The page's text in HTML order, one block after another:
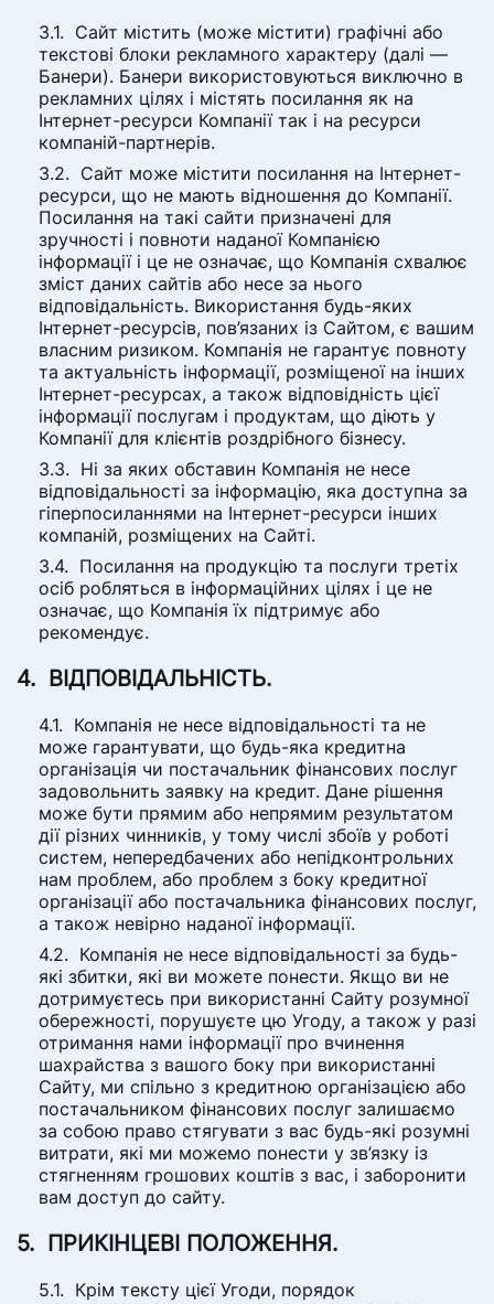
Сайт містить (може містити) графічні або
текстові блоки рекламного характеру (далі —
Банери). Банери використовуються виключно в
рекламних цілях і містять посилання як на
Інтернет-ресурси Компанії так і на ресурси
компаній-партнерів.
Сайт може містити посилання на Інтернет-
ресурси, що не мають відношення до Компанії.
Посилання на такі сайти призначені для
зручності і повноти наданої Компанією
інформації і це не означає, що Компанія схвалює
зміст даних сайтів або несе за нього
відповідальність. Використання будь-яких
Інтернет-ресурсів, пов’язаних із Сайтом, є вашим
власним ризиком. Компанія не гарантує повноту
та актуальність інформації, розміщеної на інших
Інтернет-ресурсах, а також відповідність цієї
інформації послугам і продуктам, що діють у
Компанії для клієнтів роздрібного бізнесу.
Ні за яких обставин Компанія не несе
відповідальності за інформацію, яка доступна за
гіперпосиланнями на Інтернет-ресурси інших
компаній, розміщених на Сайті.
Посилання на продукцію та послуги третіх
осіб робляться в інформаційних цілях і це не
означає, що Компанія їх підтримує або
рекомендує.
ВІДПОВІДАЛЬНІСТЬ.
Компанія не несе відповідальності та не
може гарантувати, що будь-яка кредитна
організація чи постачальник фінансових послуг
задовольнить заявку на кредит. Дане рішення
може бути прямим або непрямим результатом
дії різних чинників, у тому числі збоїв у роботі
систем, непередбачених або непідконтрольних
нам проблем, або проблем з боку кредитної
організації або постачальника фінансових послуг,
а також невірно наданої інформації.
Компанія не несе відповідальності за будь-
які збитки, які ви можете понести. Якщо ви не
дотримуєтесь при використанні Сайту розумної
обережності, порушуєте цю Угоду, а також у разі
отримання нами інформації про вчинення
шахрайства з вашого боку при використанні
Сайту, ми спільно з кредитною організацією або
постачальником фінансових послуг залишаємо
за собою право стягувати з вас будь-які розумні
витрати, які ми можемо понести у зв’язку із
стягненням грошових коштів з вас, і заборонити
вам доступ до сайту.
ПРИКІНЦЕВІ ПОЛОЖЕННЯ.
Крім тексту цієї Угоди, порядок